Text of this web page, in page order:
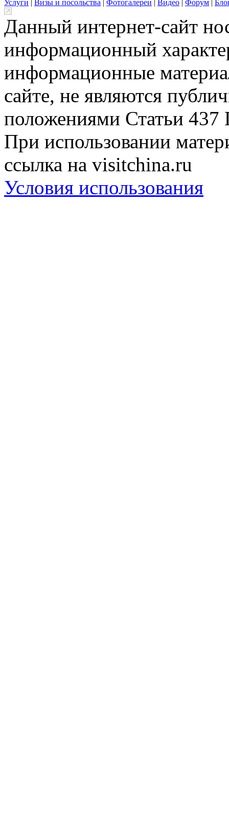
Услуги Визы и посольства Фотогалереи Видео Форум
Данный интернет-сайт
информационный
информационные
сайте, не являются
положениями Статьи 437
При использовании
ссылка на visitchina.ru
Условия использования